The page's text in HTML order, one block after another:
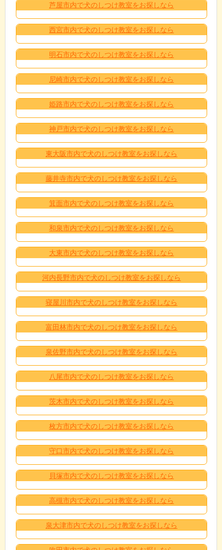
芦屋市内で犬のしつけ教室をお探しなら
西宮市内で犬のしつけ教室をお探しなら
明石市内で犬のしつけ教室をお探しなら
尼崎市内で犬のしつけ教室をお探しなら
姫路市内で犬のしつけ教室をお探しなら
神戸市内で犬のしつけ教室をお探しなら
東大阪市内で犬のしつけ教室をお探しなら
藤井寺市内で犬のしつけ教室をお探しなら
箕面市内で犬のしつけ教室をお探しなら
和泉市内で犬のしつけ教室をお探しなら
大東市内で犬のしつけ教室をお探しなら
河内長野市内で犬のしつけ教室をお探しなら
寝屋川市内で犬のしつけ教室をお探しなら
富田林市内で犬のしつけ教室をお探しなら
泉佐野市内で犬のしつけ教室をお探しなら
八尾市内で犬のしつけ教室をお探しなら
茨木市内で犬のしつけ教室をお探しなら
枚方市内で犬のしつけ教室をお探しなら
守口市内で犬のしつけ教室をお探しなら
貝塚市内で犬のしつけ教室をお探しなら
高槻市内で犬のしつけ教室をお探しなら
泉大津市内で犬のしつけ教室をお探しなら